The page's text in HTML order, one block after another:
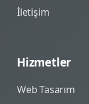
İletişim
Hizmetler
Web Tasarım